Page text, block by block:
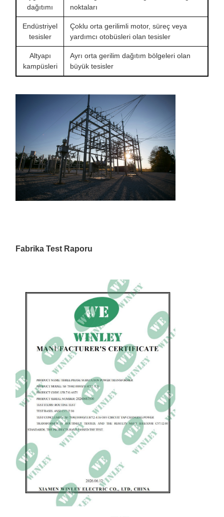
dağıtımı
noktaları
Endüstriyel
tesisler
Çoklu orta gerilimli motor, süreç veya
yardımcı otobüsleri olan tesisler
Altyapı
kampüsleri
Ayrı orta gerilim dağıtım bölgeleri olan
büyük tesisler
Fabrika Test Raporu